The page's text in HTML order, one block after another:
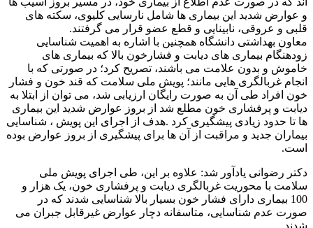
و عوارض شدید این بیماری ها شامل نارسایی کلیوی، سکته های
قلبی و عروقی، نابینایی و قطع عضو قرار می گرفتند.
معاون بهداشتی دانشگاه همچنین با اشاره به اهمیت شناسایی
زودهنگام بیماری های دیابت و فشارخون بالا که بیماری های
خاموش و بدون علامت می باشند، تصریح کرد؛ در صورتی که با
انجام غربالگری هایی مانند؛ پویش ملی سلامت که قند خون و فشار
خون افراد طی آن به صورت رایگان ارزیابی شد، می توان از ابتلا به
دیابت و پرفشاری خون مطلع شد از بروز عوارض شدید این بیماری
ها تا حدود زیادی پیشگیری کرد .هدف از اجرای این پویش ، شناسایی
بیماران جدید و مراقبت از آن ها برای پیشگیری از بروز عوارض بوده
است.
دکتر رضوانی یادآور شد: علاوه بر این، طی اجرای پویش ملی
سلامت با محوریت غربالگری دیابت و پرفشاری خون، یک هزار و
100 بیماری دارای فشار خون بسیار بالا شناسایی شدند که در
صورت عدم شناسایی، متاسفانه دچار عوارض غیرقابل جبران می
شدند.